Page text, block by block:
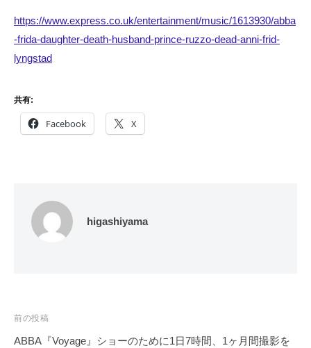
https://www.express.co.uk/entertainment/music/1613930/abba
-frida-daughter-death-husband-prince-ruzzo-dead-anni-frid-
lyngstad
共有:
Facebook X
higashiyama
投
稿
前の投稿
ABBA『Voyage』ショーのために1日7時間、1ヶ月間撮影を